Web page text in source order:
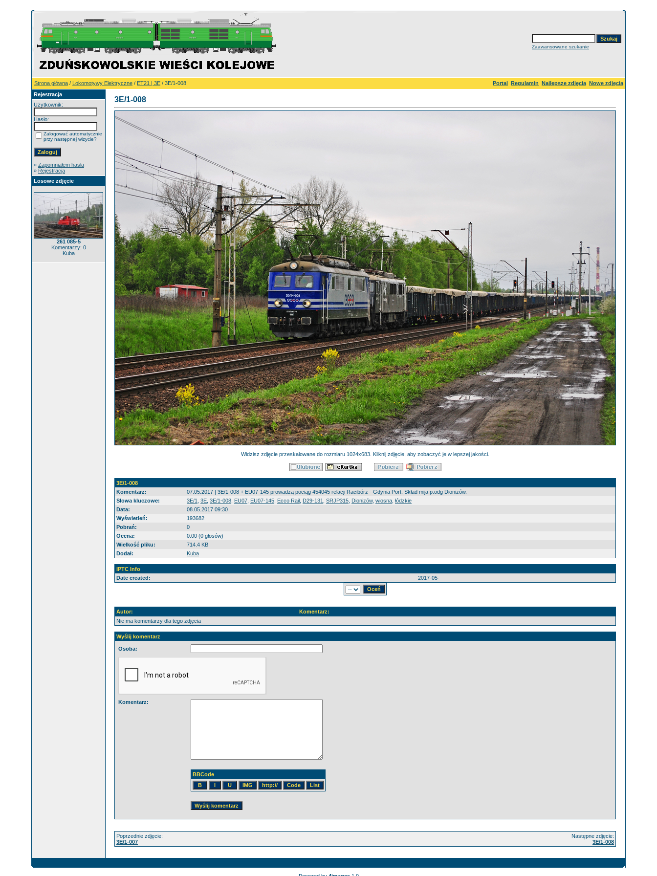
Zaawansowane szukanie
Strona główna / Lokomotywy Elektryczne / ET21 | 3E / 3E/1-008 Portal Regulamin Najlepsze zdjęcia Nowe zdjęcia
Rejestracja
Użytkownik:
Hasło:
Zalogować automatycznie
przy następnej wizycie?
» Zapomniałem hasła
» Rejestracja
Losowe zdjęcie
261 085-5
Komentarzy: 0
Kuba
3E/1-008
Widzisz zdjęcie przeskalowane do rozmiaru 1024x683. Kliknij zdjęcie, aby zobaczyć je w lepszej jakości.
3E/1-008
Komentarz:
07.05.2017 | 3E/1-008 + EU07-145 prowadzą pociąg 454045 relacji Racibórz - Gdynia Port. Skład mija p.odg Dionizów.
Słowa kluczowe:
3E/1 3E 3E/1-008 EU07 EU07-145 Ecco Rail D29-131 SRJP315 Dionizów, wiosna łódzkie
Data:
08.05.2017 09:30
Wyświetleń:
193682
Pobrań:
0
Ocena:
0.00 (0 głosów)
Wielkość pliku:
714.4 KB
Dodał:
Kuba
IPTC Info
Date created:
2017-05-
Autor:
Komentarz:
Nie ma komentarzy dla tego zdjęcia
Wyślij komentarz
Osoba:
Komentarz:
BBCode
Poprzednie zdjęcie:
3E/1-007
Następne zdjęcie:
3E/1-008